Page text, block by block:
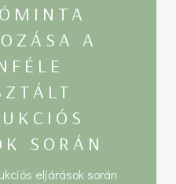
A
SORÁN
eljárások során